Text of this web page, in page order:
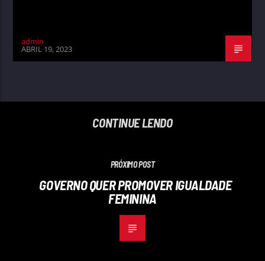
admin
ABRIL 19, 2023
CONTINUE LENDO
PRÓXIMO POST
GOVERNO QUER PROMOVER IGUALDADE
FEMININA